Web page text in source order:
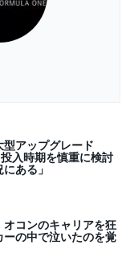
型アップグレード
入時期を慎重に検討
ある」
オコンのキャリアを狂
ーの中で泣いたのを覚